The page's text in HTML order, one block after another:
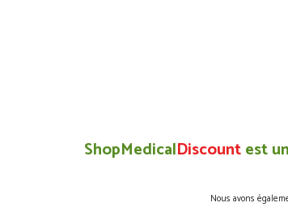
ShopMedicalDiscountest
Nous avons